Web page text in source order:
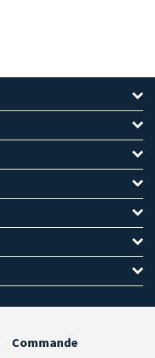
Commande